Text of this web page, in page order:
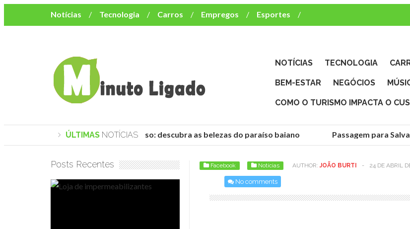
Notícias Tecnologia Carros Empregos
Esportes
Mulher
Bem-Estar Negócios
Música e TV
NOTÍCIAS TECNOLOGIA
BEM-ESTAR NEGÓCIOS
COMO O TURISMO IMPACTA O
ÚLTIMAS NOTÍCIAS
Praias de Trancoso: descubra as belezas do paraíso baiano Passagem para
Facebook Notícias AUTHOR: JOÃO BURTI - 24 DE ABRIL
No comments
Posts Recentes